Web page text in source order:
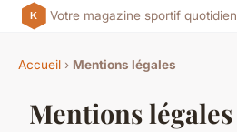
Votre magazine sportif quotidien
Accueil › Mentions légales
Mentions légales